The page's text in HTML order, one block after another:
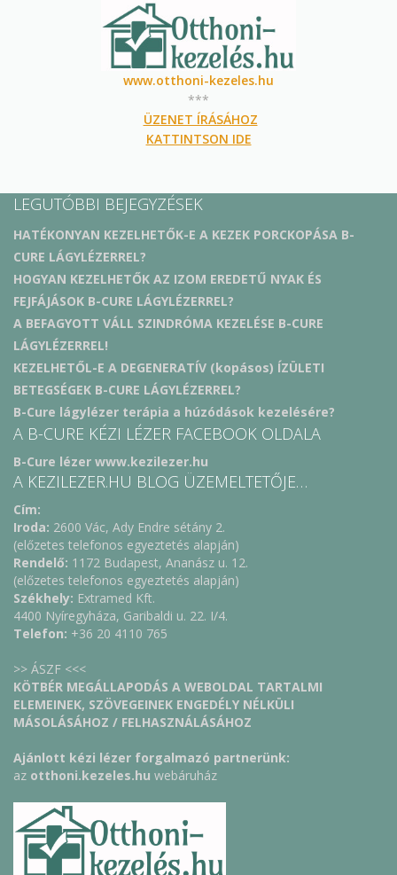
www.otthoni-kezeles.hu
***
ÜZENET ÍRÁSÁHOZ
KATTINTSON IDE
LEGUTÓBBI BEJEGYZÉSEK
HATÉKONYAN KEZELHETŐK-E A KEZEK PORCKOPÁSA B-
CURE LÁGYLÉZERREL?
HOGYAN KEZELHETŐK AZ IZOM EREDETŰ NYAK ÉS
FEJFÁJÁSOK B-CURE LÁGYLÉZERREL?
A BEFAGYOTT VÁLL SZINDRÓMA KEZELÉSE B-CURE
LÁGYLÉZERREL!
KEZELHETŐL-E A DEGENERATÍV (kopásos) ÍZÜLETI
BETEGSÉGEK B-CURE LÁGYLÉZERREL?
B-Cure lágylézer terápia a húzódások kezelésére?
A B-CURE KÉZI LÉZER FACEBOOK OLDALA
B-Cure lézer www.kezilezer.hu
A KEZILEZER.HU BLOG ÜZEMELTETŐJE…
Cím:
Iroda: 2600 Vác, Ady Endre sétány 2.
(előzetes telefonos egyeztetés alapján)
Rendelő: 1172 Budapest, Ananász u. 12.
(előzetes telefonos egyeztetés alapján)
Székhely: Extramed Kft.
4400 Nyíregyháza, Garibaldi u. 22. I/4.
Telefon: +36 20 4110 765
>> ÁSZF <<<
KÖTBÉR MEGÁLLAPODÁS A WEBOLDAL TARTALMI
ELEMEINEK, SZÖVEGEINEK ENGEDÉLY NÉLKÜLI
MÁSOLÁSÁHOZ / FELHASZNÁLÁSÁHOZ
Ajánlott kézi lézer forgalmazó partnerünk:
az otthoni.kezeles.hu webáruház